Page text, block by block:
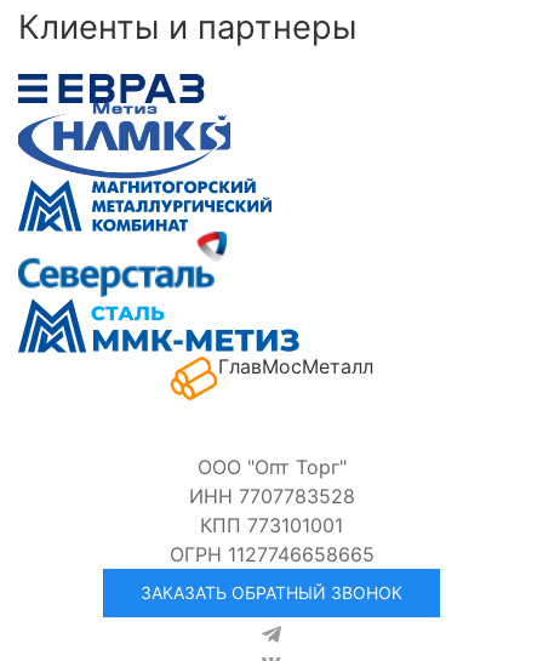
Клиенты и партнеры
ГлавМосМеталл
ООО "Опт Торг"
ИНН 7707783528
КПП 773101001
ОГРН 1127746658665
ЗАКАЗАТЬ ОБРАТНЫЙ ЗВОНОК